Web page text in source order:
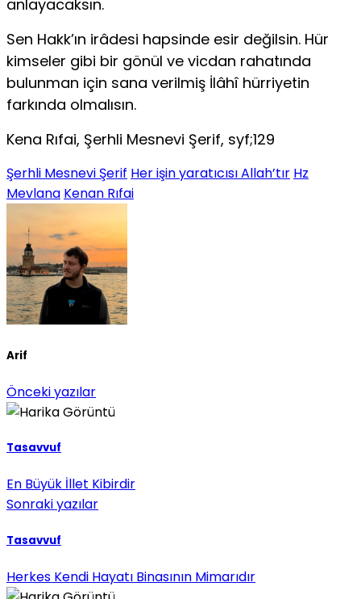
anlayacaksın.
Sen Hakk’ın irâdesi hapsinde esir değilsin. Hür
kimseler gibi bir gönül ve vicdan rahatında
bulunman için sana verilmiş İlâhî hürriyetin
farkında olmalısın.
Kena Rıfai, Şerhli Mesnevi Şerif, syf;129
Şerhli Mesnevi Şerif Her işin yaratıcısı Allah’tır Hz
Mevlana Kenan Rıfai
Arif
Önceki yazılar
Tasavvuf
En Büyük İllet Kibirdir
Sonraki yazılar
Tasavvuf
Herkes Kendi Hayatı Binasının Mimarıdır